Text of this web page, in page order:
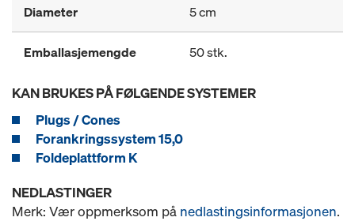
Diameter 5 cm
Emballasjemengde 50 stk.
KAN BRUKES PÅ FØLGENDE SYSTEMER
Plugs / Cones
Forankringssystem 15,0
Foldeplattform K
NEDLASTINGER
Merk: Vær oppmerksom på nedlastingsinformasjonen.